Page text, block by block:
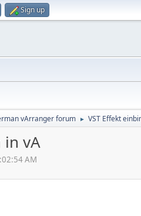
Sign up
vArranger forum ► VST Effekt
in vA
AM